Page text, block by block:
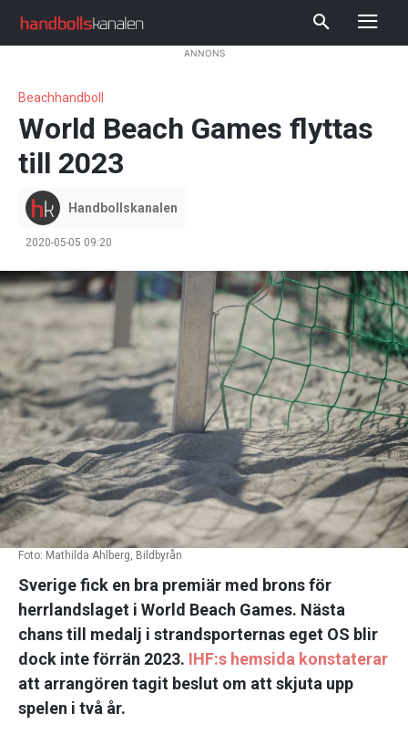
ANNONS
Beachhandboll
World Beach Games flyttas
till 2023
Handbollskanalen
2020-05-05 09:20
Foto: Mathilda Ahlberg, Bildbyrån
Sverige fick en bra premiär med brons för
herrlandslaget i World Beach Games. Nästa
chans till medalj i strandsporternas eget OS blir
dock inte förrän 2023. IHF:s hemsida konstaterar
att arrangören tagit beslut om att skjuta upp
spelen i två år.